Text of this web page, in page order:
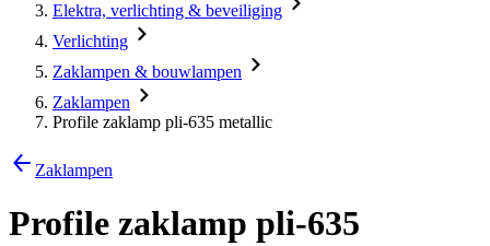
Elektra, verlichting & beveiliging
Verlichting
Zaklampen & bouwlampen
Zaklampen
Profile zaklamp pli-635 metallic
Zaklampen
Profile zaklamp pli-635